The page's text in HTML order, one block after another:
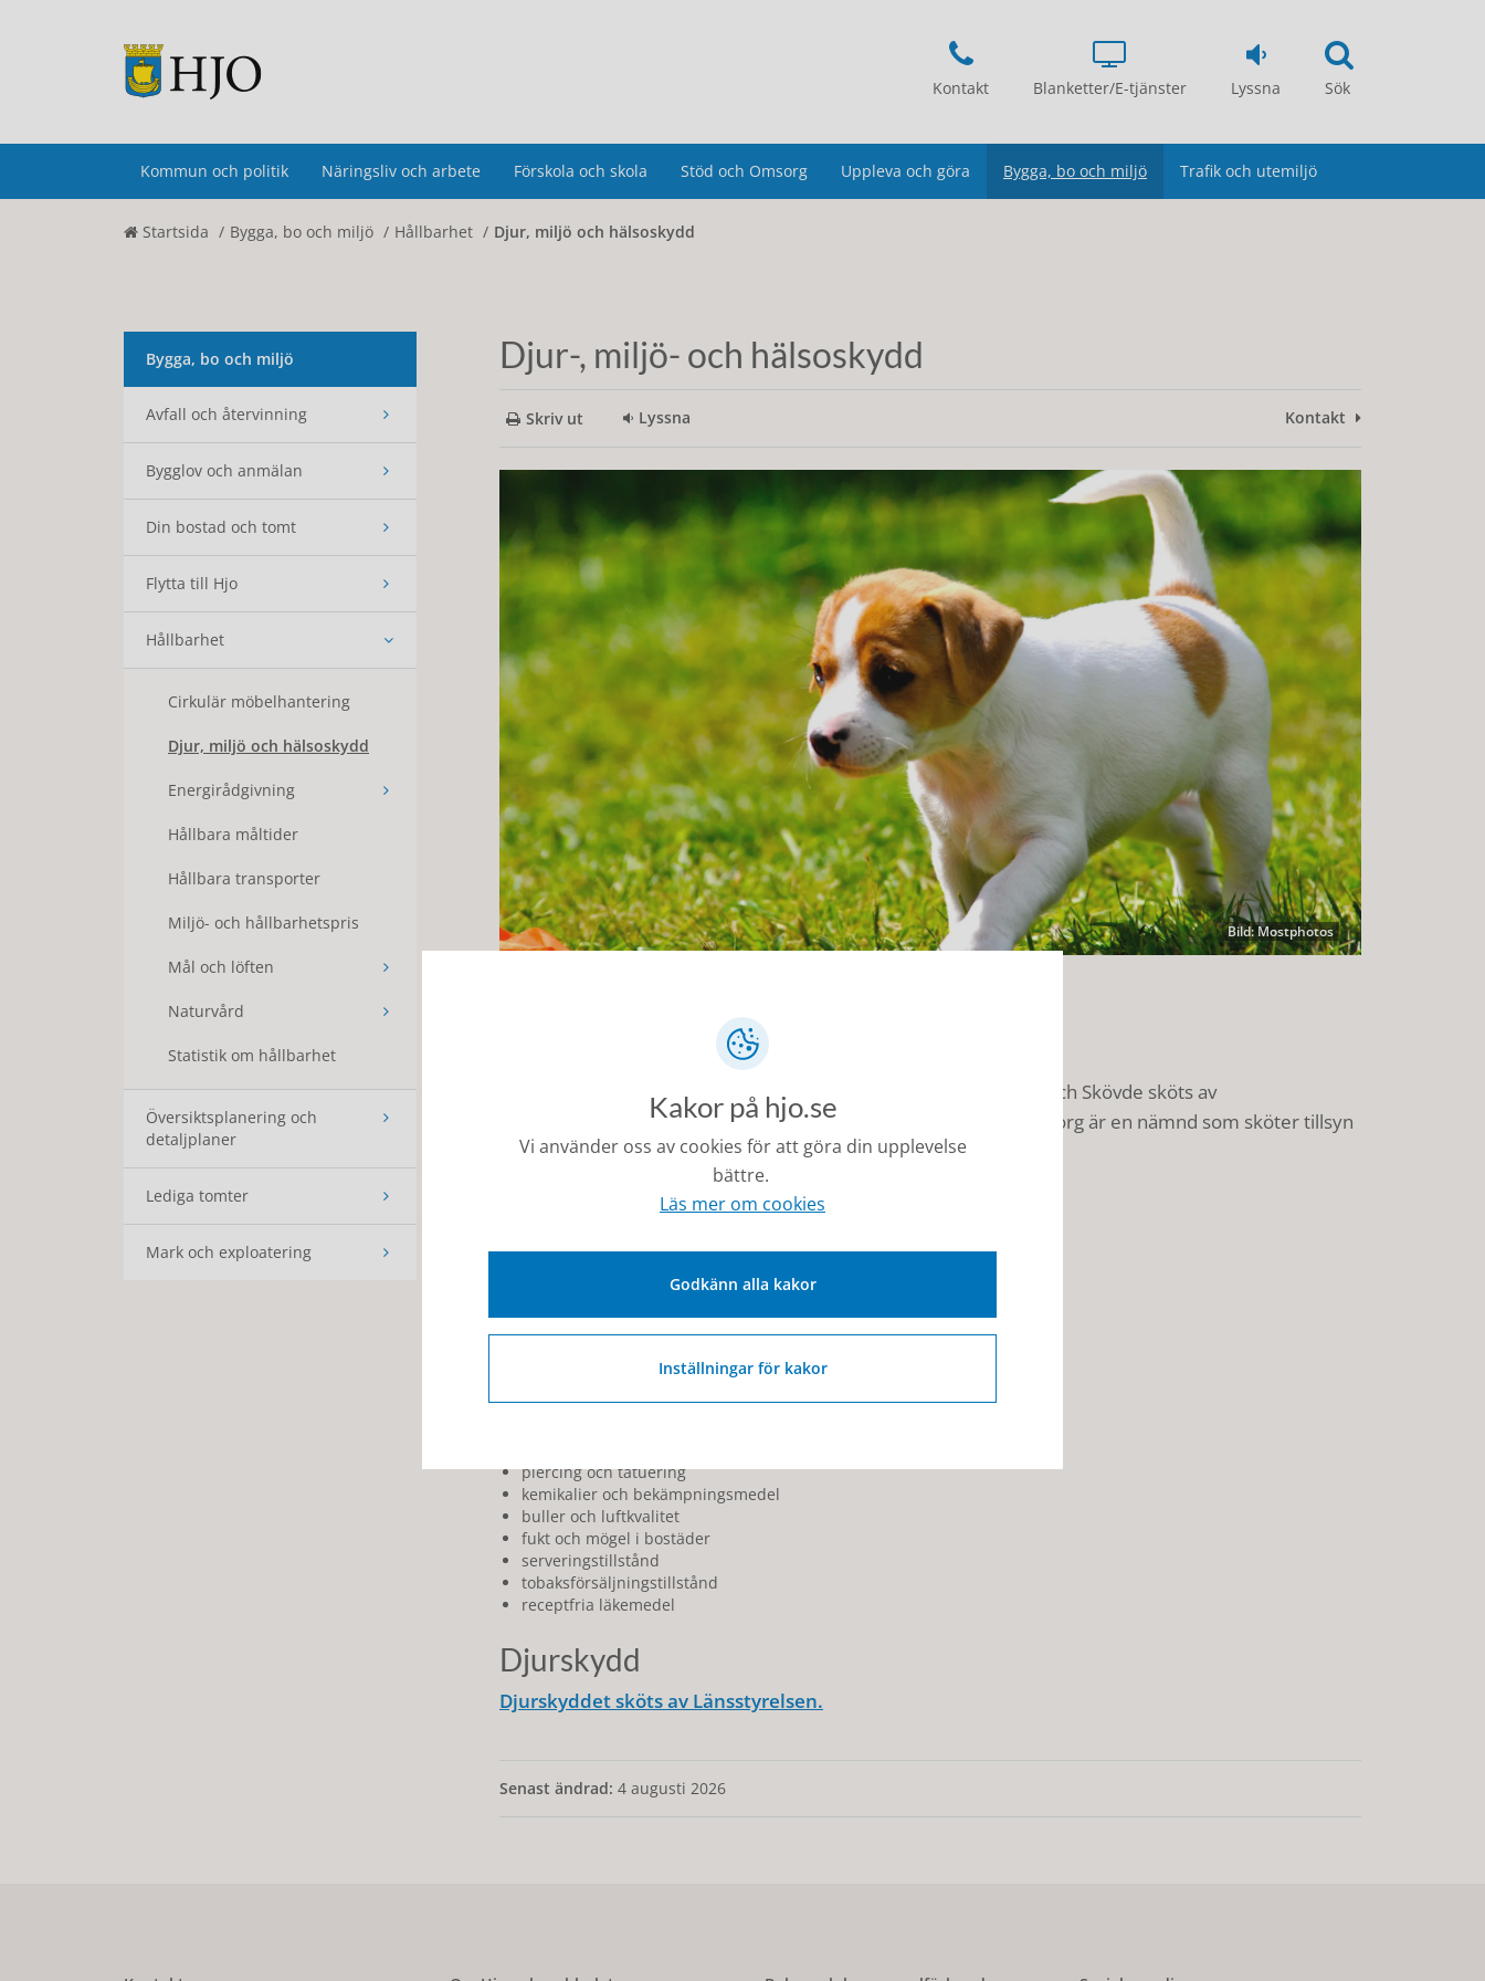
Kontakt Blanketter/E-tjänster Lyssna Sök
Kommun och politik Näringsliv och arbete Förskola och skola Stöd och Omsorg Uppleva och göra Bygga, bo och miljö Trafik och utemiljö
Startsida Bygga, bo och miljö Hållbarhet Djur, miljö och hälsoskydd
Bygga, bo och miljö
Avfall och återvinning
Bygglov och anmälan
Din bostad och tomt
Flytta till Hjo
Hållbarhet
Cirkulär möbelhantering
Djur, miljö och hälsoskydd
Energirådgivning
Hållbara måltider
Hållbara transporter
Miljö- och hållbarhetspris
Mål och löften
Naturvård
Statistik om hållbarhet
Översiktsplanering och
detaljplaner
Lediga tomter
Mark och exploatering
Djur-, miljö- och hälsoskydd
Skriv ut Lyssna Kontakt
Bild: Mostphotos
Miljö- och hälsoskydd
Miljö- och hälsoskyddsfrågorna i Hjo, Tibro, Karlsborg, Falköping och Skövde sköts av
Miljösamverkan Östra Skaraborg. Miljösamverkan Östra Skaraborg är en nämnd som sköter tillsyn
av:
De handlägger frågor som rör till exempel:
livsmedel
bad
piercing och tatuering
kemikalier och bekämpningsmedel
buller och luftkvalitet
fukt och mögel i bostäder
serveringstillstånd
tobaksförsäljningstillstånd
receptfria läkemedel
Djurskydd
Djurskyddet sköts av Länsstyrelsen.
Senast ändrad: 4 augusti 2026
Kakor på hjo.se
Vi använder oss av cookies för att göra din upplevelse
bättre.
Läs mer om cookies
Godkänn alla kakor
Inställningar för kakor